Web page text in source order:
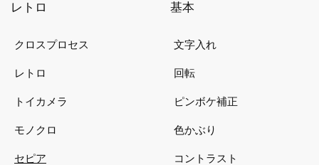
レトロ
クロスプロセス
レトロ
トイカメラ
モノクロ
セピア
基本
文字入れ
回転
ピンボケ補正
色かぶり
コントラスト